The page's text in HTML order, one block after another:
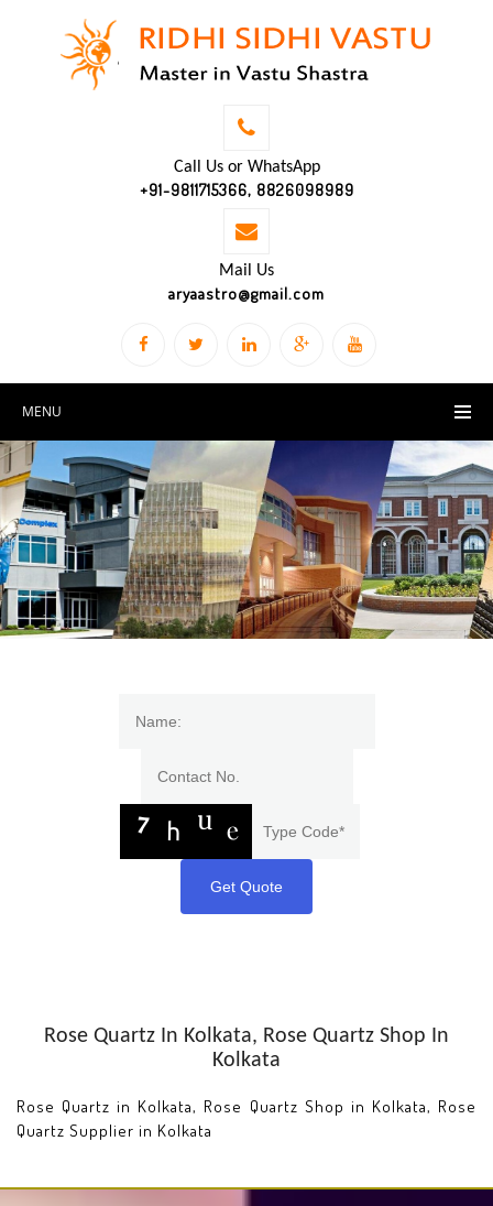
Call Us or WhatsApp
+91-9811715366, 8826098989
Mail Us
aryaastro@gmail.com
MENU
Get Quote
Rose Quartz In Kolkata, Rose Quartz Shop In
Kolkata
Rose Quartz in Kolkata, Rose Quartz Shop in Kolkata, Rose
Quartz Supplier in Kolkata